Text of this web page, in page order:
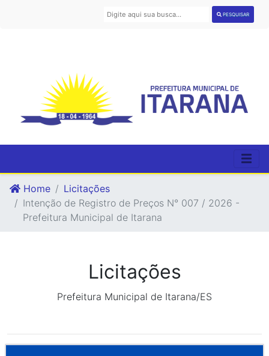
PESQUISAR
Home
Licitações
Intenção de Registro de Preços N° 007 / 2026 -
Prefeitura Municipal de Itarana
Licitações
Prefeitura Municipal de Itarana/ES